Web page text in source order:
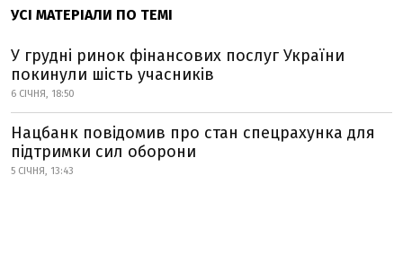
УСІ МАТЕРІАЛИ ПО ТЕМІ
У грудні ринок фінансових послуг України
покинули шість учасників
6 СІЧНЯ, 18:50
Нацбанк повідомив про стан спецрахунка для
підтримки сил оборони
5 СІЧНЯ, 13:43